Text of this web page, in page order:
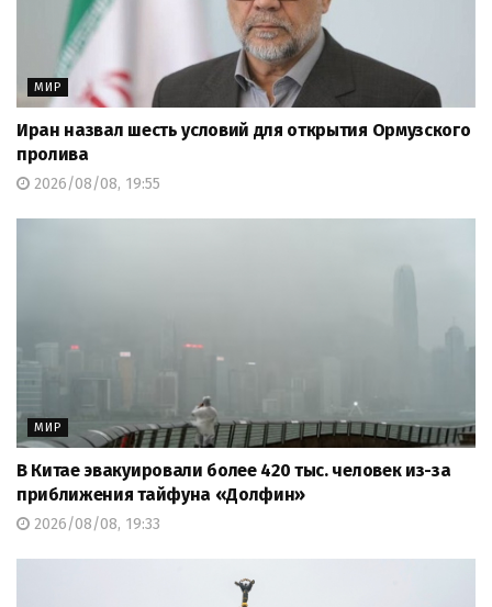
МИР
Иран назвал шесть условий для открытия Ормузского
пролива
2026/08/08, 19:55
МИР
В Китае эвакуировали более 420 тыс. человек из-за
приближения тайфуна «Долфин»
2026/08/08, 19:33